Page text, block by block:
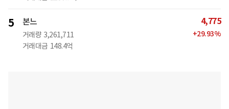
5 본느
거래량 3,261,711
거래대금 148.4억
4,775
+29.93%